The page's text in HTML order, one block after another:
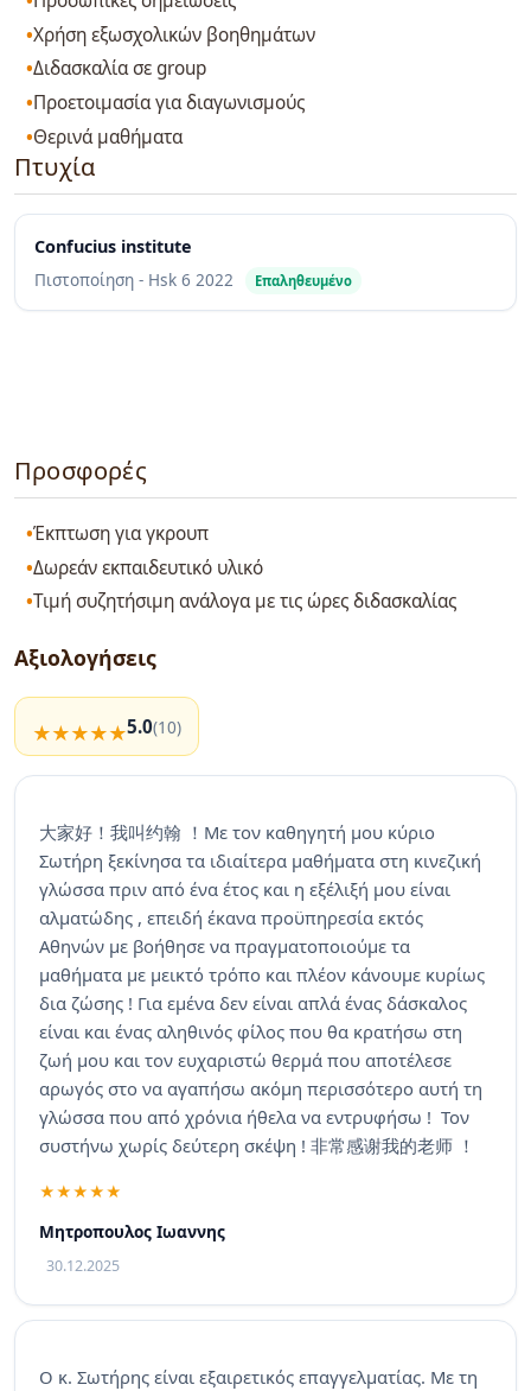
Χρήση εξωσχολικών βοηθημάτων
Διδασκαλία σε group
Προετοιμασία για διαγωνισμούς
Θερινά μαθήματα
Πτυχία
Confucius institute
Πιστοποίηση - Hsk 6 2022 Επαληθευμένο
Προσφορές
Έκπτωση για γκρουπ
Δωρεάν εκπαιδευτικό υλικό
Τιμή συζητήσιμη ανάλογα με τις ώρες διδασκαλίας
Αξιολογήσεις
5.0(10)
大家好！我叫约翰 ！Με τον καθηγητή μου κύριο
Σωτήρη ξεκίνησα τα ιδιαίτερα μαθήματα στη κινεζική
γλώσσα πριν από ένα έτος και η εξέλιξή μου είναι
αλματώδης , επειδή έκανα προϋπηρεσία εκτός
Αθηνών με βοήθησε να πραγματοποιούμε τα
μαθήματα με μεικτό τρόπο και πλέον κάνουμε κυρίως
δια ζώσης ! Για εμένα δεν είναι απλά ένας δάσκαλος
είναι και ένας αληθινός φίλος που θα κρατήσω στη
ζωή μου και τον ευχαριστώ θερμά που αποτέλεσε
αρωγός στο να αγαπήσω ακόμη περισσότερο αυτή τη
γλώσσα που από χρόνια ήθελα να εντρυφήσω ! Τον
συστήνω χωρίς δεύτερη σκέψη ! 非常感谢我的老师 ！
Μητροπουλος Ιωαννης
30.12.2025
Ο κ. Σωτήρης είναι εξαιρετικός επαγγελματίας. Με τη